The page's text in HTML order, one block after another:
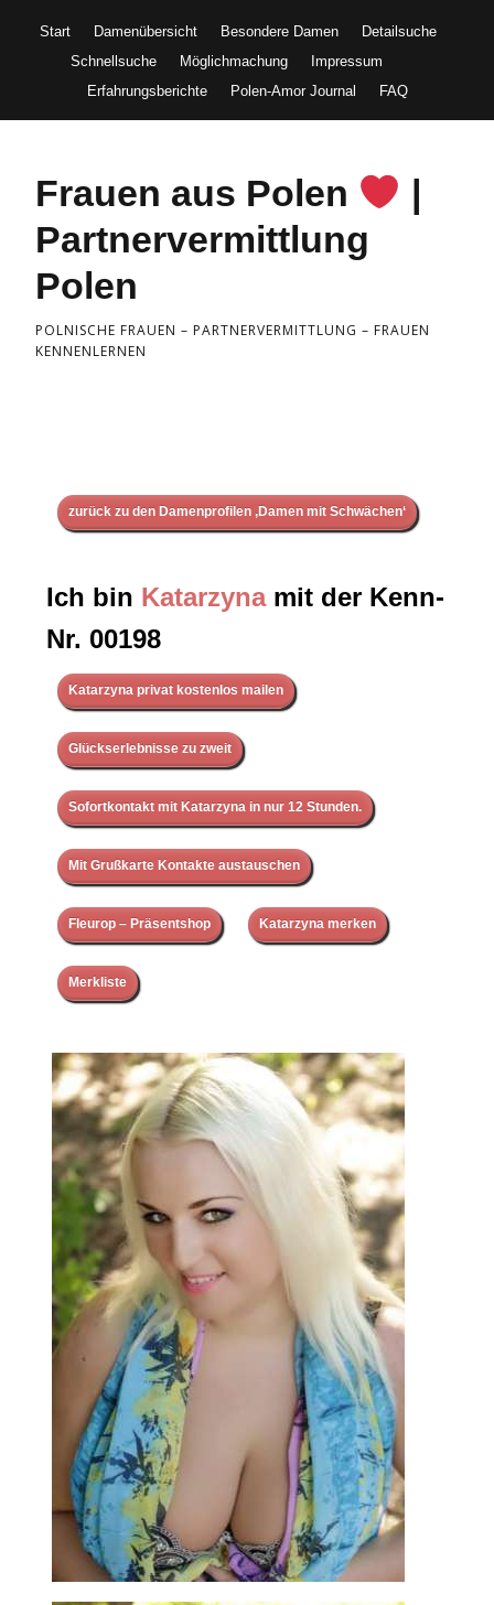
Start Damenübersicht Besondere Damen
Detailsuche
Schnellsuche
Möglichmachung
Impressum
Erfahrungsberichte
Polen-Amor Journal FAQ
Frauen aus Polen
|
Partnervermittlung
Polen
POLNISCHE FRAUEN – PARTNERVERMITTLUNG – FRAUEN
KENNENLERNEN
zurück zu den Damenprofilen ‚Damen mit Schwächen‘
Ich bin Katarzynamit der Kenn-
Nr. 00198
Katarzyna privat kostenlos mailen
Glückserlebnisse zu zweit
Sofortkontakt mit Katarzyna in nur 12 Stunden.
Mit Grußkarte Kontakte austauschen
Fleurop – Präsentshop Katarzyna merken
Merkliste